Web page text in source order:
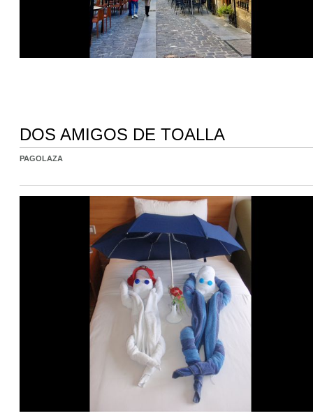
DOS AMIGOS DE TOALLA
PAGOLAZA